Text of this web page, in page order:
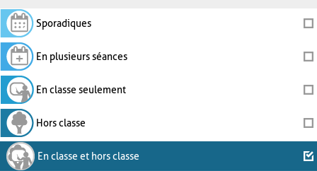
Sporadiques
En plusieurs séances
En classe seulement
Hors classe
En classe et hors classe